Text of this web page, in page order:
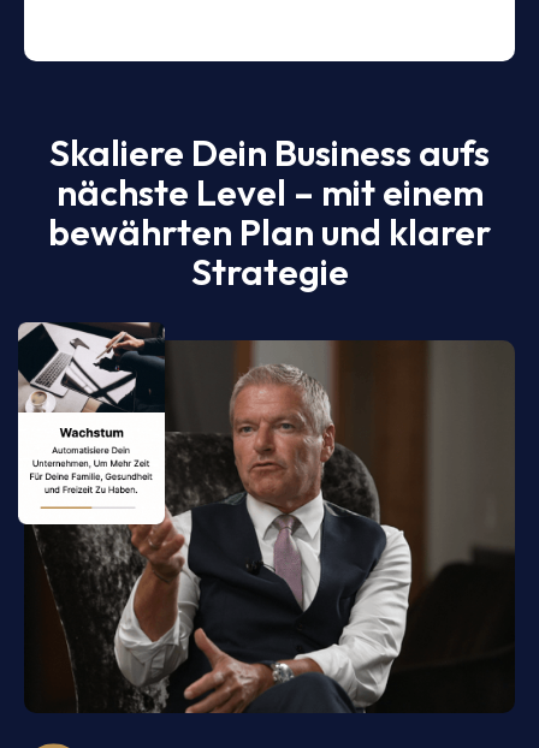
Skaliere Dein Business aufs
nächste Level – mit einem
bewährten Plan und klarer
Strategie